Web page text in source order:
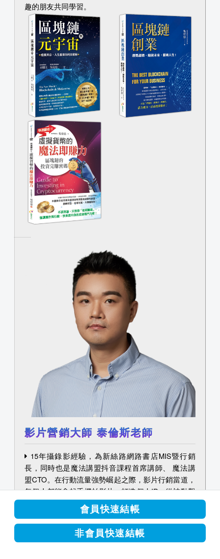
會員快速結帳
非會員快速結帳
趣的朋友共同學習。
影片營銷大師 泰倫斯老師
15年攝錄影經驗，為新絲路網路書店MIS暨行銷
長，同時也是魔法講盟抖音課程首席講師、 魔法講
盟CTO。在行動流量強勢崛起之際，影片行銷當道，
每個人都能拿起手機拍影片，打造個人IP，從被動觀
看到積極行動，用影片行銷讓自己被全世界看見！泰
倫斯老師將告訴您如何善用APP，做出兼具美感與獨
特性的影片，不需要昂貴的器材，只要一支手機通通
都搞定，輕鬆二創賺取被動收入！